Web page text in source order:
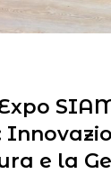
e la